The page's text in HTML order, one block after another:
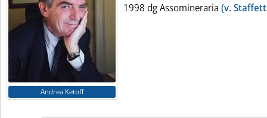
Andrea Ketoff
1998 dg Assomineraria(v.